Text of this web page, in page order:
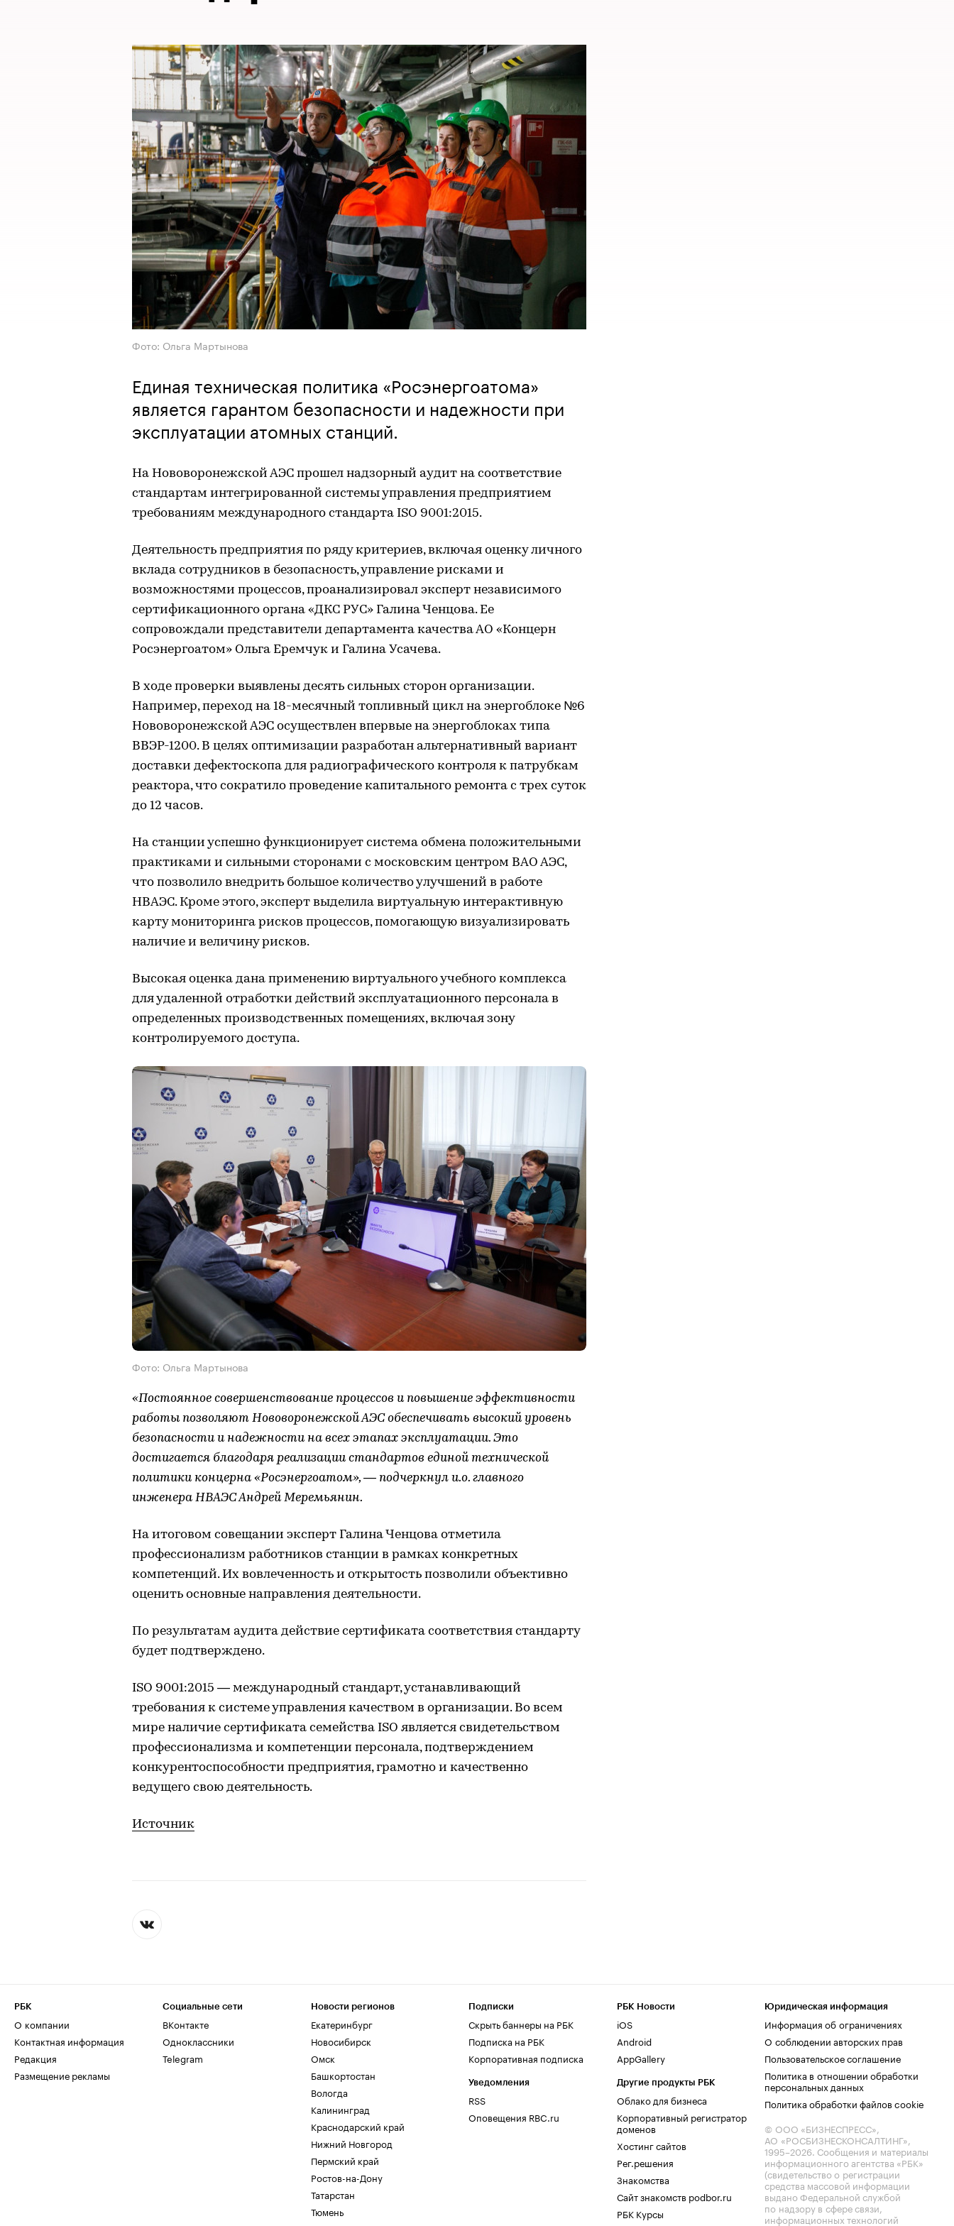
Фото: Ольга Мартынова
Единая техническая политика «Росэнергоатома»
является гарантом безопасности и надежности при
эксплуатации атомных станций.
На Нововоронежской АЭС прошел надзорный аудит на соответствие
стандартам интегрированной системы управления предприятием
требованиям международного стандарта ISO 9001:2015.
Деятельность предприятия по ряду критериев, включая оценку личного
вклада сотрудников в безопасность, управление рисками и
возможностями процессов, проанализировал эксперт независимого
сертификационного органа «ДКС РУС» Галина Ченцова. Ее
сопровождали представители департамента качества АО «Концерн
Росэнергоатом» Ольга Еремчук и Галина Усачева.
В ходе проверки выявлены десять сильных сторон организации.
Например, переход на 18-месячный топливный цикл на энергоблоке №6
Нововоронежской АЭС осуществлен впервые на энергоблоках типа
ВВЭР-1200. В целях оптимизации разработан альтернативный вариант
доставки дефектоскопа для радиографического контроля к патрубкам
реактора, что сократило проведение капитального ремонта с трех суток
до 12 часов.
На станции успешно функционирует система обмена положительными
практиками и сильными сторонами с московским центром ВАО АЭС,
что позволило внедрить большое количество улучшений в работе
НВАЭС. Кроме этого, эксперт выделила виртуальную интерактивную
карту мониторинга рисков процессов, помогающую визуализировать
наличие и величину рисков.
Высокая оценка дана применению виртуального учебного комплекса
для удаленной отработки действий эксплуатационного персонала в
определенных производственных помещениях, включая зону
контролируемого доступа.
Фото: Ольга Мартынова
«Постоянное совершенствование процессов и повышение эффективности
работы позволяют Нововоронежской АЭС обеспечивать высокий уровень
безопасности и надежности на всех этапах эксплуатации. Это
достигается благодаря реализации стандартов единой технической
политики концерна «Росэнергоатом», — подчеркнул и.о. главного
инженера НВАЭС Андрей Меремьянин.
На итоговом совещании эксперт Галина Ченцова отметила
профессионализм работников станции в рамках конкретных
компетенций. Их вовлеченность и открытость позволили объективно
оценить основные направления деятельности.
По результатам аудита действие сертификата соответствия стандарту
будет подтверждено.
ISO 9001:2015 — международный стандарт, устанавливающий
требования к системе управления качеством в организации. Во всем
мире наличие сертификата семейства ISO является свидетельством
профессионализма и компетенции персонала, подтверждением
конкурентоспособности предприятия, грамотно и качественно
ведущего свою деятельность.
Источник
РБК
О компании
Контактная информация
Редакция
Размещение рекламы
Социальные сети
ВКонтакте
Одноклассники
Telegram
Новости регионов
Екатеринбург
Новосибирск
Омск
Башкортостан
Вологда
Калининград
Краснодарский край
Нижний Новгород
Пермский край
Ростов-на-Дону
Татарстан
Тюмень
Подписки
Скрыть баннеры на РБК
Подписка на РБК
Корпоративная подписка
Уведомления
RSS
Оповещения RBC.ru
РБК Новости
iOS
Android
AppGallery
Другие продукты РБК
Облако для бизнеса
Корпоративный регистратор
доменов
Хостинг сайтов
Рег.решения
Знакомства
Сайт знакомств podbor.ru
РБК Курсы
Юридическая информация
Информация об ограничениях
О соблюдении авторских прав
Пользовательское соглашение
Политика в отношении обработки
персональных данных
Политика обработки файлов cookie
© ООО «БИЗНЕСПРЕСС»,
АО «РОСБИЗНЕСКОНСАЛТИНГ»,
1995–2026. Сообщения и материалы
информационного агентства «РБК»
(свидетельство о регистрации
средства массовой информации
выдано Федеральной службой
по надзору в сфере связи,
информационных технологий